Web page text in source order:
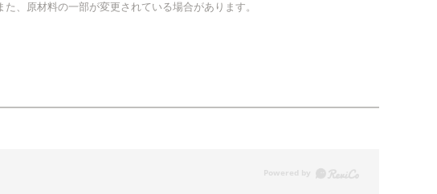
、原材料の一部が変更されている場合があります。